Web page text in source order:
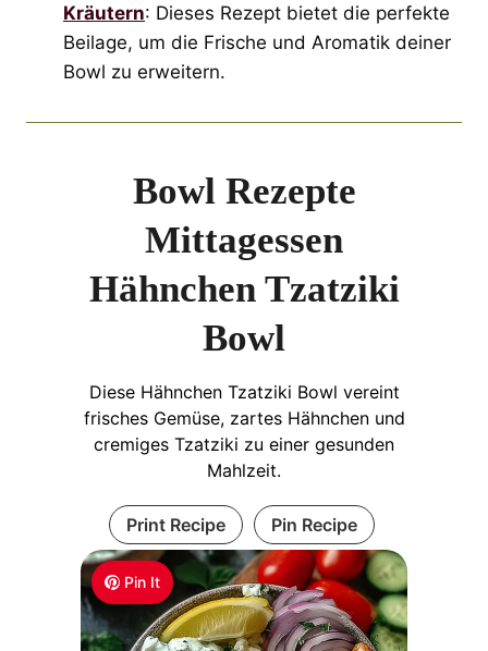
Kräutern: Dieses Rezept bietet die perfekte
Beilage, um die Frische und Aromatik deiner
Bowl zu erweitern.
Pin It
Bowl Rezepte
Mittagessen
Hähnchen Tzatziki
Bowl
Diese Hähnchen Tzatziki Bowl vereint
frisches Gemüse, zartes Hähnchen und
cremiges Tzatziki zu einer gesunden
Mahlzeit.
Print Recipe Pin Recipe